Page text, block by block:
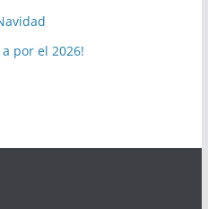
por el 2026!